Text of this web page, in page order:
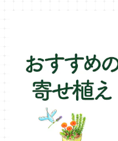
ラベンダー・ハーブ苗
ローズマリー・ハーブ苗
ガーデンベジタ・イタリア野菜